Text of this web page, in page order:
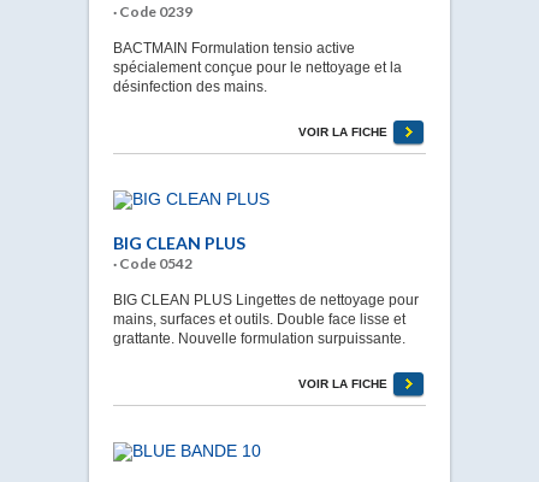
· Code 0239
BACTMAIN Formulation tensio active
spécialement conçue pour le nettoyage et la
désinfection des mains.
VOIR LA FICHE
BIG CLEAN PLUS
· Code 0542
BIG CLEAN PLUS Lingettes de nettoyage pour
mains, surfaces et outils. Double face lisse et
grattante. Nouvelle formulation surpuissante.
VOIR LA FICHE